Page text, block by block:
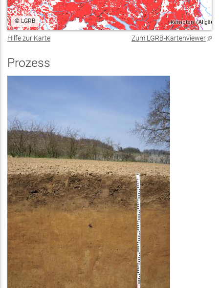
©LGRB
Hilfe zur Karte Zum LGRB-Kartenviewer
Prozess